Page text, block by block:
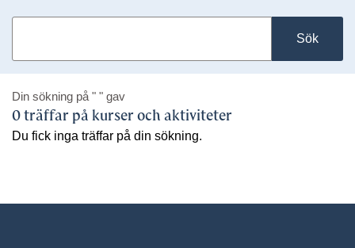
Sök
Din sökning på " " gav
0 träffar på kurser och aktiviteter
Du fick inga träffar på din sökning.